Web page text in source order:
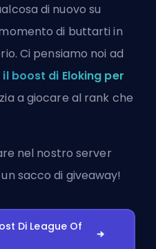
di nuovo su
di buttarti in
Ci pensiamo noi ad
boost di Eloking per
a giocare al rank che
nel nostro server
sacco di giveaway!
Di League Of